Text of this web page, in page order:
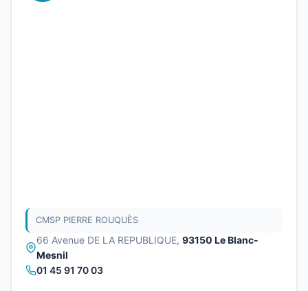
CMSP PIERRE ROUQUÈS
66 Avenue DE LA REPUBLIQUE, 93150 Le Blanc-
Mesnil
01 45 91 70 03